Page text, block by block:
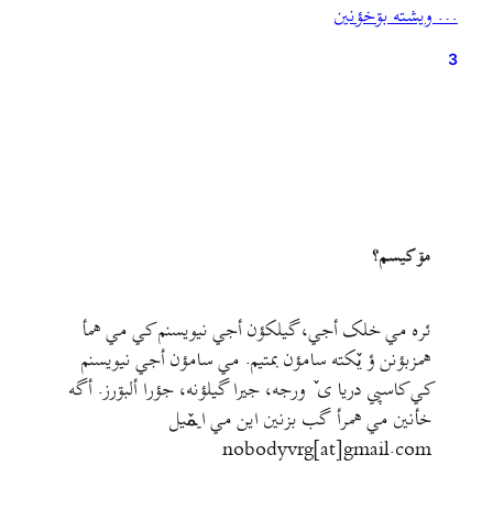
… ويشته بۊخؤنين
3
مۊ کيسم؟
ئره مي خلک أجي، گيلکؤن أجي نيويسنم کي مي همأ
همزبؤنن ؤ يٚکته سامؤن بمتيم. مي سامؤن أجي نيويسنم
کي کاسپي دريا ی ٚ ورجه، جيرا گيلؤنه، جؤرا ألبۊرز. أگه
خأنين مي همرأ گب بزنين اين مي ايمٚیل‌ ‌
nobodyvrg[at]gmail.com